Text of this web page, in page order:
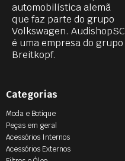
automobilística alemã
que faz parte do grupo
Volkswagen. AudishopSC
é uma empresa do grupo
Breitkopf.
Categorias
Moda e Botique
Peças em geral
Acessórios Internos
Acessórios Externos